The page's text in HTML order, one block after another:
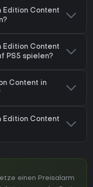
Edition Content
Edition Content
PS5 spielen?
Content in
Edition Content
einen Preisalarm